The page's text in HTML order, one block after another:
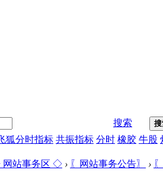
搜索
狐分时指标 共振指标 分时 橡胶 牛股
站事务区 ◇ › 〖网站事务公告〗 ›